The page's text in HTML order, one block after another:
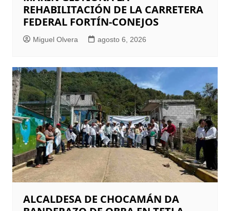
REHABILITACIÓN DE LA CARRETERA
FEDERAL FORTÍN-CONEJOS
Miguel Olvera agosto 6, 2026
ALCALDESA DE CHOCAMÁN DA